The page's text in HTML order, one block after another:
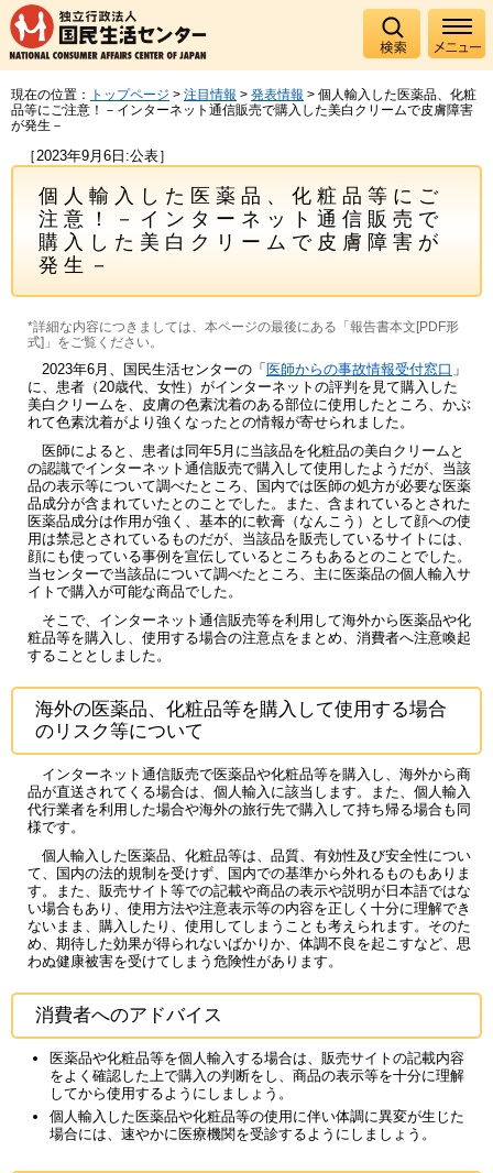
現在の位置： トップページ > 注目情報 > 発表情報 > 個人輸入した医薬品、化粧
品等にご注意！－インターネット通信販売で購入した美白クリームで皮膚障害
が発生－
［2023年9月6日:公表］
個人輸入した医薬品、化粧品等にご
注意！－インターネット通信販売で
購入した美白クリームで皮膚障害が
発生－
*詳細な内容につきましては、本ページの最後にある「報告書本文[PDF形
式]」をご覧ください。
2023年6月、国民生活センターの「医師からの事故情報受付窓口 」
に、患者（20歳代、女性）がインターネットの評判を見て購入した
美白クリームを、皮膚の色素沈着のある部位に使用したところ、かぶ
れて色素沈着がより強くなったとの情報が寄せられました。
医師によると、患者は同年5月に当該品を化粧品の美白クリームと
の認識でインターネット通信販売で購入して使用したようだが、当該
品の表示等について調べたところ、国内では医師の処方が必要な医薬
品成分が含まれていたとのことでした。また、含まれているとされた
医薬品成分は作用が強く、基本的に軟膏（なんこう）として顔への使
用は禁忌とされているものだが、当該品を販売しているサイトには、
顔にも使っている事例を宣伝しているところもあるとのことでした。
当センターで当該品について調べたところ、主に医薬品の個人輸入サ
イトで購入が可能な商品でした。
そこで、インターネット通信販売等を利用して海外から医薬品や化
粧品等を購入し、使用する場合の注意点をまとめ、消費者へ注意喚起
することとしました。
海外の医薬品、化粧品等を購入して使用する場合
のリスク等について
インターネット通信販売で医薬品や化粧品等を購入し、海外から商
品が直送されてくる場合は、個人輸入に該当します。また、個人輸入
代行業者を利用した場合や海外の旅行先で購入して持ち帰る場合も同
様です。
個人輸入した医薬品、化粧品等は、品質、有効性及び安全性につい
て、国内の法的規制を受けず、国内での基準から外れるものもありま
す。また、販売サイト等での記載や商品の表示や説明が日本語ではな
い場合もあり、使用方法や注意表示等の内容を正しく十分に理解でき
ないまま、購入したり、使用してしまうことも考えられます。そのた
め、期待した効果が得られないばかりか、体調不良を起こすなど、思
わぬ健康被害を受けてしまう危険性があります。
消費者へのアドバイス
医薬品や化粧品等を個人輸入する場合は、販売サイトの記載内容
をよく確認した上で購入の判断をし、商品の表示等を十分に理解
してから使用するようにしましょう。
個人輸入した医薬品や化粧品等の使用に伴い体調に異変が生じた
場合には、速やかに医療機関を受診するようにしましょう。